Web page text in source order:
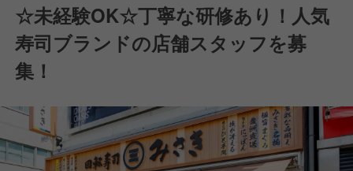
☆未経験OK☆丁寧な研修あり！人気
寿司ブランドの店舗スタッフを募
集！